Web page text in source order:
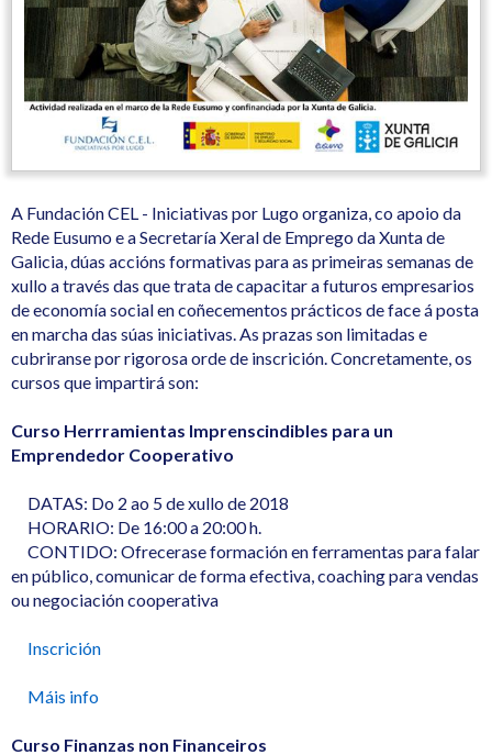
A Fundación CEL - Iniciativas por Lugo organiza, co apoio da
Rede Eusumo e a Secretaría Xeral de Emprego da Xunta de
Galicia, dúas accións formativas para as primeiras semanas de
xullo a través das que trata de capacitar a futuros empresarios
de economía social en coñecementos prácticos de face á posta
en marcha das súas iniciativas. As prazas son limitadas e
cubriranse por rigorosa orde de inscrición. Concretamente, os
cursos que impartirá son:
Curso Herrramientas Imprenscindibles para un
Emprendedor Cooperativo
DATAS: Do 2 ao 5 de xullo de 2018
HORARIO: De 16:00 a 20:00 h.
CONTIDO: Ofrecerase formación en ferramentas para falar
en público, comunicar de forma efectiva, coaching para vendas
ou negociación cooperativa
Inscrición
Máis info
Curso Finanzas non Financeiros